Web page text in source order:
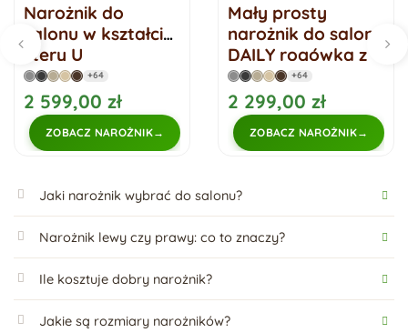
Narożnik do
salonu w kształcie
litery U
rozkładany Arlo U
+64
2 599,00 zł
ZOBACZ NAROŻNIK
Mały prosty
narożnik do salonu
DAILY rogówka z
funkcją spania
+64
2 299,00 zł
ZOBACZ NAROŻNIK
Jaki narożnik wybrać do salonu?
Narożnik lewy czy prawy: co to znaczy?
Ile kosztuje dobry narożnik?
Jakie są rozmiary narożników?